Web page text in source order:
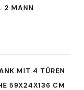
2 MANN
MIT 4 TÜREN
59X24X136 CM